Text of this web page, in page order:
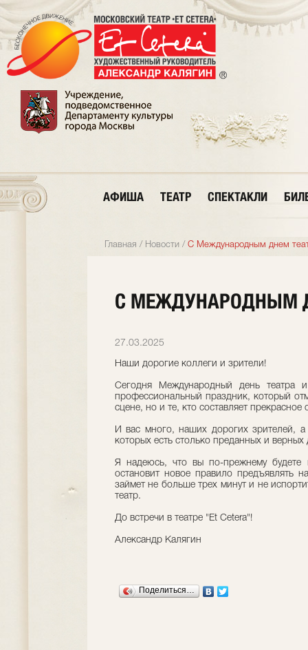
АФИША ТЕАТР СПЕКТАКЛИ
Главная / Новости / С Международным днем
С МЕЖДУНАРОДНЫМ
27.03.2025
Наши дорогие коллеги и зрители!
Сегодня Международный день театра
профессиональный праздник, который
сцене, но и те, кто составляет
И вас много, наших дорогих зрителей,
которых есть столько преданных и верных
Я надеюсь, что вы по-прежнему будете
остановит новое правило предъявлять
займет не больше трех минут и не
театр.
До встречи в театре "Et Cetera"!
Александр Калягин
Поделиться…